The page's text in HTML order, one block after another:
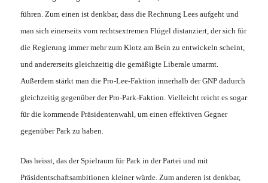
führen. Zum einen ist denkbar, dass die Rechnung Lees aufgeht und
man sich einerseits vom rechtsextremen Flügel distanziert, der sich für
die Regierung immer mehr zum Klotz am Bein zu entwickeln scheint,
und andererseits gleichzeitig die gemäßigte Liberale umarmt.
Außerdem stärkt man die Pro-Lee-Faktion innerhalb der GNP dadurch
gleichzeitig gegenüber der Pro-Park-Faktion. Vielleicht reicht es sogar
für die kommende Präsidentenwahl, um einen effektiven Gegner
gegenüber Park zu haben.
Das heisst, das der Spielraum für Park in der Partei und mit
Präsidentschaftsambitionen kleiner würde. Zum anderen ist denkbar,